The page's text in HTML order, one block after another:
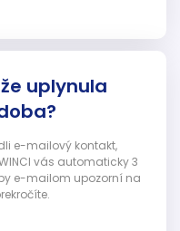
uplynula
e-mailový kontakt,
vás automaticky 3
e-mailom upozorní na